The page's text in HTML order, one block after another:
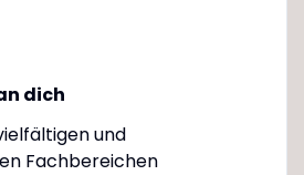
dich
und
Fachbereichen